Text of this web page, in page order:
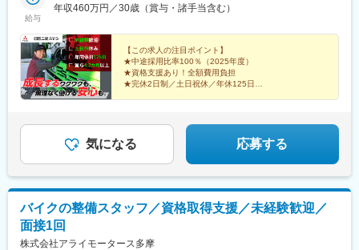
6-43※受動喫煙対策：オフィス内禁煙
給与
年収460万円／30歳（賞与・諸手当含む）
【この求人の注目ポイント】
★中途採用比率100％（2025年度）
★資格支援あり！全額費用負担
★完休2日制／土日祝休／年休125日
気になる 応募する
バイクの整備スタッフ／資格取得支援／未経験歓迎／
面接1回
株式会社アライモータース多摩